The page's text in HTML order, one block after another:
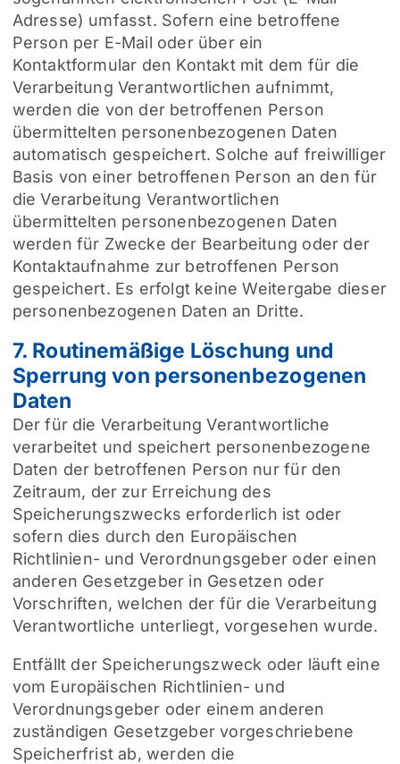
Adresse) umfasst. Sofern eine betroffene
Person per E-Mail oder über ein
Kontaktformular den Kontakt mit dem für die
Verarbeitung Verantwortlichen aufnimmt,
werden die von der betroffenen Person
übermittelten personenbezogenen Daten
automatisch gespeichert. Solche auf freiwilliger
Basis von einer betroffenen Person an den für
die Verarbeitung Verantwortlichen
übermittelten personenbezogenen Daten
werden für Zwecke der Bearbeitung oder der
Kontaktaufnahme zur betroffenen Person
gespeichert. Es erfolgt keine Weitergabe dieser
personenbezogenen Daten an Dritte.
7. Routinemäßige Löschung und
Sperrung von personenbezogenen
Daten
Der für die Verarbeitung Verantwortliche
verarbeitet und speichert personenbezogene
Daten der betroffenen Person nur für den
Zeitraum, der zur Erreichung des
Speicherungszwecks erforderlich ist oder
sofern dies durch den Europäischen
Richtlinien- und Verordnungsgeber oder einen
anderen Gesetzgeber in Gesetzen oder
Vorschriften, welchen der für die Verarbeitung
Verantwortliche unterliegt, vorgesehen wurde.
Entfällt der Speicherungszweck oder läuft eine
vom Europäischen Richtlinien- und
Verordnungsgeber oder einem anderen
zuständigen Gesetzgeber vorgeschriebene
Speicherfrist ab, werden die